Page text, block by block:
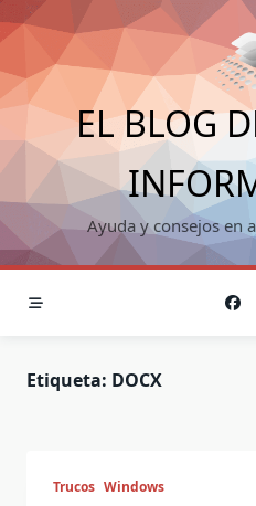
Saltar
al
contenido
EL BLOG
Ayuda y consejos en
Etiqueta: DOCX
Trucos Windows